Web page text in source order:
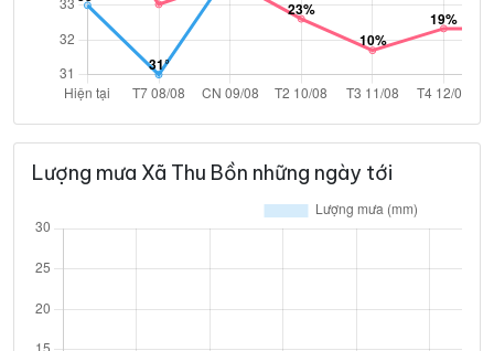
Lượng mưa Xã Thu Bồn những ngày tới